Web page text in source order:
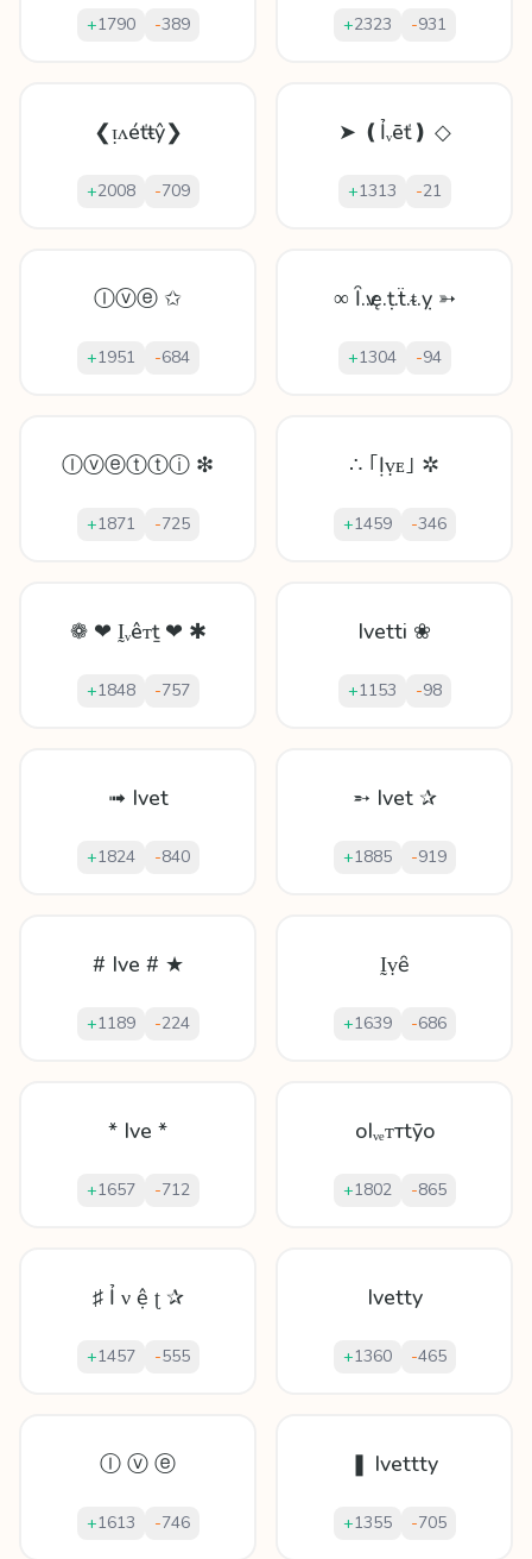
+1790 -389 +2323 -931
❮ᴉʌéťŧŷ❯
+2008 -709
➤ ❪Ỉᵥēť❫ ◇
+1313 -21
Ⓘⓥⓔ ✩
+1951 -684
∞ Ȋ.ѵ.ę.ṭ.ẗ.ᵵ.ỵ ➳
+1304 -94
Ⓘⓥⓔⓣⓣⓘ ❇
+1871 -725
∴ ｢Ịṿᴇ｣ ✲
+1459 -346
❁ ❤ Ḭᵥêᴛṯ ❤ ✱
+1848 -757
Ivetti ❀
+1153 -98
➟ Ivet
+1824 -840
➵ Ivet ✰
+1885 -919
# Ive # ★
+1189 -224
Ḭṿȇ
+1639 -686
* Ive *
+1657 -712
oIᵥₑᴛтtȳo
+1802 -865
♯ Ỉ ν ệ ʈ ✰
+1457 -555
Ivetty
+1360 -465
Ⓘ ⓥ ⓔ
+1613 -746
❚ Ivettty
+1355 -705